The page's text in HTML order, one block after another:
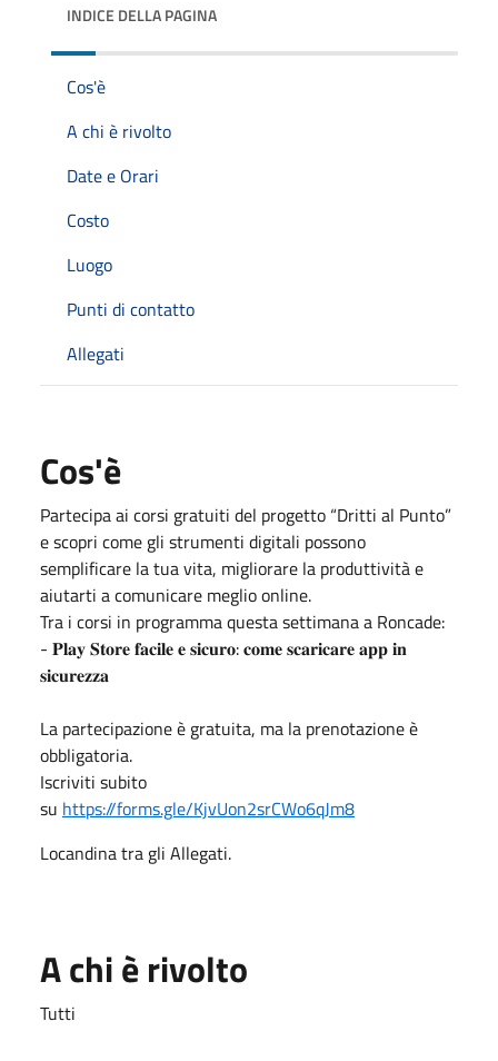
INDICE DELLA PAGINA
Cos'è
A chi è rivolto
Date e Orari
Costo
Luogo
Punti di contatto
Allegati
Cos'è
Partecipa ai corsi gratuiti del progetto “Dritti al Punto”
e scopri come gli strumenti digitali possono
semplificare la tua vita, migliorare la produttività e
aiutarti a comunicare meglio online.
Tra i corsi in programma questa settimana a Roncade:
- 𝐏𝐥𝐚𝐲 𝐒𝐭𝐨𝐫𝐞 𝐟𝐚𝐜𝐢𝐥𝐞 𝐞 𝐬𝐢𝐜𝐮𝐫𝐨: 𝐜𝐨𝐦𝐞 𝐬𝐜𝐚𝐫𝐢𝐜𝐚𝐫𝐞 𝐚𝐩𝐩 𝐢𝐧
𝐬𝐢𝐜𝐮𝐫𝐞𝐳𝐳𝐚
La partecipazione è gratuita, ma la prenotazione è
obbligatoria.
Iscriviti subito
su https://forms.gle/KjvUon2srCWo6qJm8
Locandina tra gli Allegati.
A chi è rivolto
Tutti